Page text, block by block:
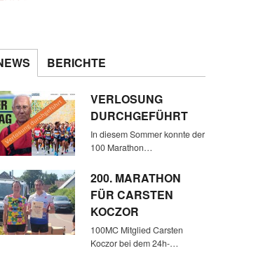
BERICHTE
VERLOSUNG
DURCHGEFÜHRT
In diesem Sommer konnte der
100 Marathon…
200. MARATHON
FÜR CARSTEN
KOCZOR
100MC Mitglied Carsten
Koczor bei dem 24h-…